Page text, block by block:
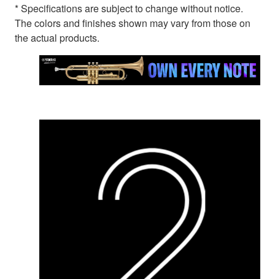
* Specifications are subject to change without notice.
The colors and finishes shown may vary from those on
the actual products.